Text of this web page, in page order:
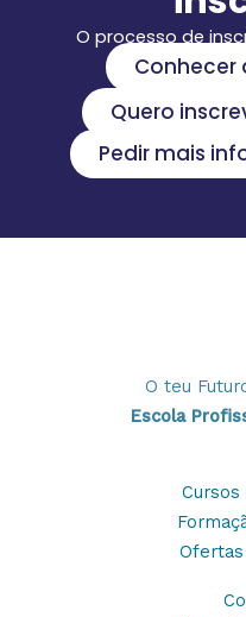
O processo de
Conhecer
Quero
Pedir mais
O teu
Escola
Cursos